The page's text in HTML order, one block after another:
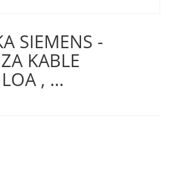
SIEMENS -
KABLE
, …